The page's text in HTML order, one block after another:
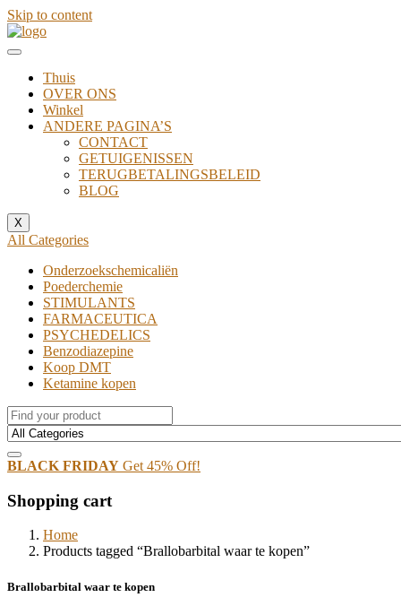
Skip to content
Thuis
OVER ONS
Winkel
ANDERE PAGINA’S
CONTACT
GETUIGENISSEN
TERUGBETALINGSBELEID
BLOG
X
All Categories
Onderzoekschemicaliën
Poederchemie
STIMULANTS
FARMACEUTICA
PSYCHEDELICS
Benzodiazepine
Koop DMT
Ketamine kopen
BLACK FRIDAY Get 45% Off!
Shopping cart
Home
Products tagged “Brallobarbital waar te kopen”
Brallobarbital waar te kopen